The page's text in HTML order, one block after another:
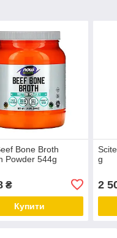
Bone Broth
Powder 544g
₴
Купити
g
2